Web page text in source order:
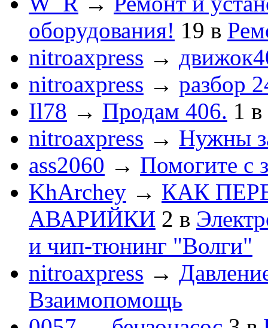
оборудования! 19 в
nitroaxpress →
nitroaxpress → разбор
Il78 → Продам 406. 1 в
nitroaxpress → Нужны
ass2060 → Помогите с
KhArchey → КАК
АВАРИЙКИ 2 в
и чип-тюнинг "Волги"
nitroaxpress →
Взаимопомощь